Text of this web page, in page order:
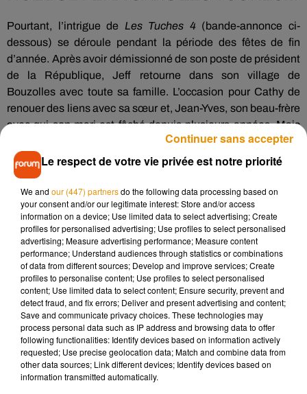
Pourtant, l’intrigue de Les Tuches 4(bande-annonce ci-
dessous) se déroule pendant la période des fêtes de fin
d’année. Après avoir démissionné de son poste de président
de la République, Jeff retourne dans son village de
Bouzolles avec toute sa famille. L’occasion pour Cathy de
renouer des liens avec sa sœur et, Jean-Yves, son beau-frère
avec qui son mari est fâché depuis plusieurs années. Mais
lors d’un repas de retrouvailles, un sujet de discorde oppose
les deux hommes : Noël…
Les Tuche 4
Le respect de votre vie privée est notre priorité
We and our (447) partnersdo the following data processing based on
your consent and/or our legitimate interest: Store and/or access
information on a device; Use limited data to select advertising; Create
profiles for personalised advertising; Use profiles to select personalised
advertising; Measure advertising performance; Measure content
performance; Understand audiences through statistics or combinations
of data from different sources; Develop and improve services; Create
profiles to personalise content; Use profiles to select personalised
content; Use limited data to select content; Ensure security, prevent and
detect fraud, and fix errors; Deliver and present advertising and content;
Save and communicate privacy choices. These technologies may
process personal data such as IP address and browsing data to offer
following functionalities: Identify devices based on information actively
requested; Use precise geolocation data; Match and combine data from
other data sources; Link different devices; Identify devices based on
information transmitted automatically.
Continuer sans accepter